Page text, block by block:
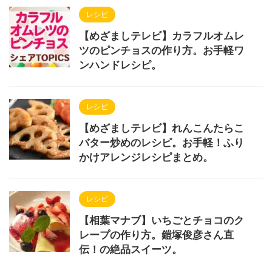
レシピ
【めざましテレビ】カラフルオムレ
ツのピンチョスの作り方。お手軽ワ
ンハンドレシピ。
レシピ
【めざましテレビ】れんこんたらこ
バター炒めのレシピ。お手軽！ふり
かけアレンジレシピまとめ。
レシピ
【相葉マナブ】いちごとチョコのク
レープの作り方。鎧塚俊彦さん直
伝！の絶品スイーツ。